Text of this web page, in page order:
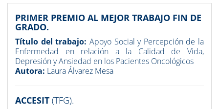
PRIMER PREMIO AL MEJOR TRABAJO FIN DE
GRADO.
Título del trabajo: Apoyo Social y Percepción de la
Enfermedad en relación a la Calidad de Vida,
Depresión y Ansiedad en los Pacientes Oncológicos
Autora: Laura Álvarez Mesa
ACCESIT (TFG).